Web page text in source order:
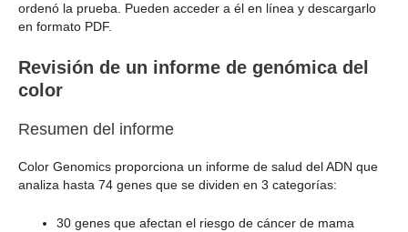
ordenó la prueba. Pueden acceder a él en línea y descargarlo
en formato PDF.
Revisión de un informe de genómica del
color
Resumen del informe
Color Genomics proporciona un informe de salud del ADN que
analiza hasta 74 genes que se dividen en 3 categorías:
30 genes que afectan el riesgo de cáncer de mama